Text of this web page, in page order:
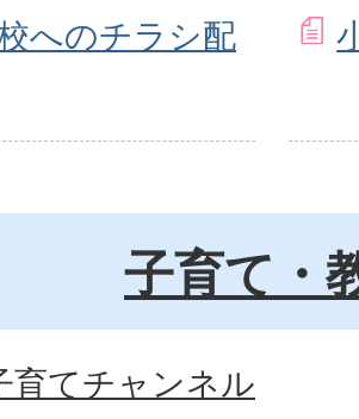
へのチラシ配
子育て・
育てチャンネル